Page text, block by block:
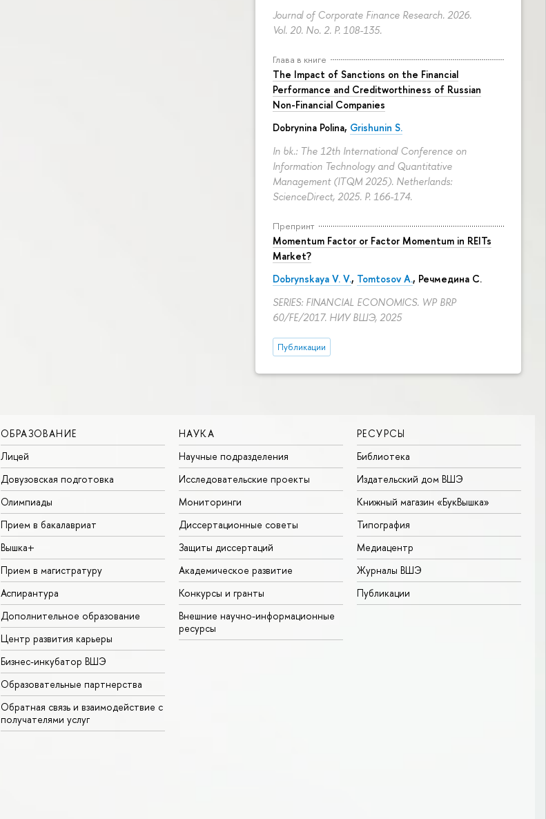
Journal of Corporate Finance Research. 2026.
Vol. 20. No. 2. P. 108-135.
Глава в книге
The Impact of Sanctions on the Financial
Performance and Creditworthiness of Russian
Non-Financial Companies
Dobrynina Polina, Grishunin S.
In bk.: The 12th International Conference on
Information Technology and Quantitative
Management (ITQM 2025). Netherlands:
ScienceDirect, 2025. P. 166-174.
Препринт
Momentum Factor or Factor Momentum in REITs
Market?
Dobrynskaya V. V., Tomtosov A., Речмедина С.
SERIES: FINANCIAL ECONOMICS. WP BRP
60/FE/2017. НИУ ВШЭ, 2025
Публикации
ОБРАЗОВАНИЕ
Лицей
Довузовская подготовка
Олимпиады
Прием в бакалавриат
Вышка+
Прием в магистратуру
Аспирантура
Дополнительное образование
Центр развития карьеры
Бизнес-инкубатор ВШЭ
Образовательные партнерства
Обратная связь и взаимодействие с
получателями услуг
НАУКА
Научные подразделения
Исследовательские проекты
Мониторинги
Диссертационные советы
Защиты диссертаций
Академическое развитие
Конкурсы и гранты
Внешние научно-информационные
ресурсы
РЕСУРСЫ
Библиотека
Издательский дом ВШЭ
Книжный магазин «БукВышка»
Типография
Медиацентр
Журналы ВШЭ
Публикации